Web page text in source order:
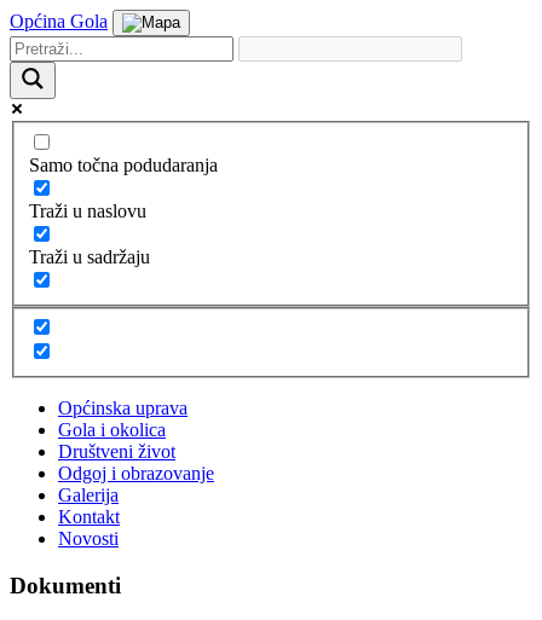
Općina Gola
Samo točna podudaranja
Traži u naslovu
Traži u sadržaju
Općinska uprava
Gola i okolica
Društveni život
Odgoj i obrazovanje
Galerija
Kontakt
Novosti
Dokumenti